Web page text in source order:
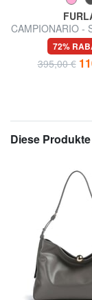
CAMPIONARIO -
Hergestellt
72%
395,00 €
Diese